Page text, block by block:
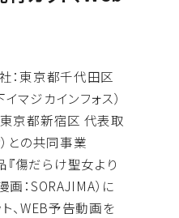
：東京都千代田区
マジカインフォス）
東京都新宿区 代表取
との共同事業
傷だらけ聖女より
：SORAJIMA）に
、WEB予告動画を